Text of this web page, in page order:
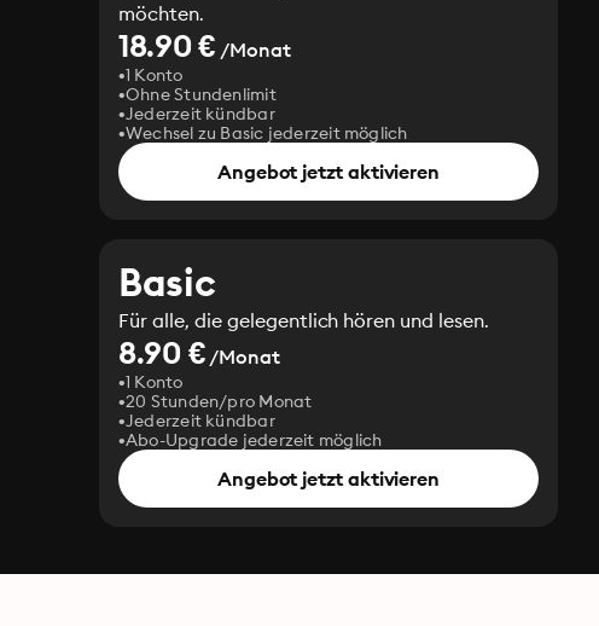
möchten.
18.90 € /Monat
1 Konto
Ohne Stundenlimit
Jederzeit kündbar
Wechsel zu Basic jederzeit möglich
Angebot jetzt aktivieren
Basic
Für alle, die gelegentlich hören und lesen.
8.90 €/Monat
1 Konto
20 Stunden/pro Monat
Jederzeit kündbar
Abo-Upgrade jederzeit möglich
Angebot jetzt aktivieren